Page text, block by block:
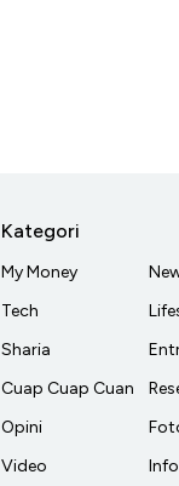
Kategori
My Money
Tech
Sharia
Cuap Cuap Cuan
Opini
Video